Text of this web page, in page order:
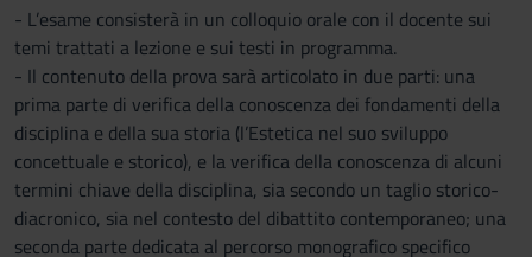
- L’esame consisterà in un colloquio orale con il docente sui
temi trattati a lezione e sui testi in programma.
- Il contenuto della prova sarà articolato in due parti: una
prima parte di verifica della conoscenza dei fondamenti della
disciplina e della sua storia (l’Estetica nel suo sviluppo
concettuale e storico), e la verifica della conoscenza di alcuni
termini chiave della disciplina, sia secondo un taglio storico-
diacronico, sia nel contesto del dibattito contemporaneo; una
seconda parte dedicata al percorso monografico specifico